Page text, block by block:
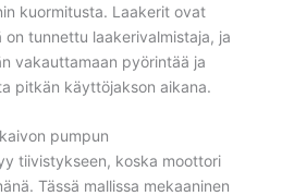
kuormitusta. Laakerit ovat
on tunnettu laakerivalmistaja, ja
vakauttamaan pyörintää ja
pitkän käyttöjakson aikana.
pumpun
tiivistykseen, koska moottori
Tässä mallissa mekaaninen